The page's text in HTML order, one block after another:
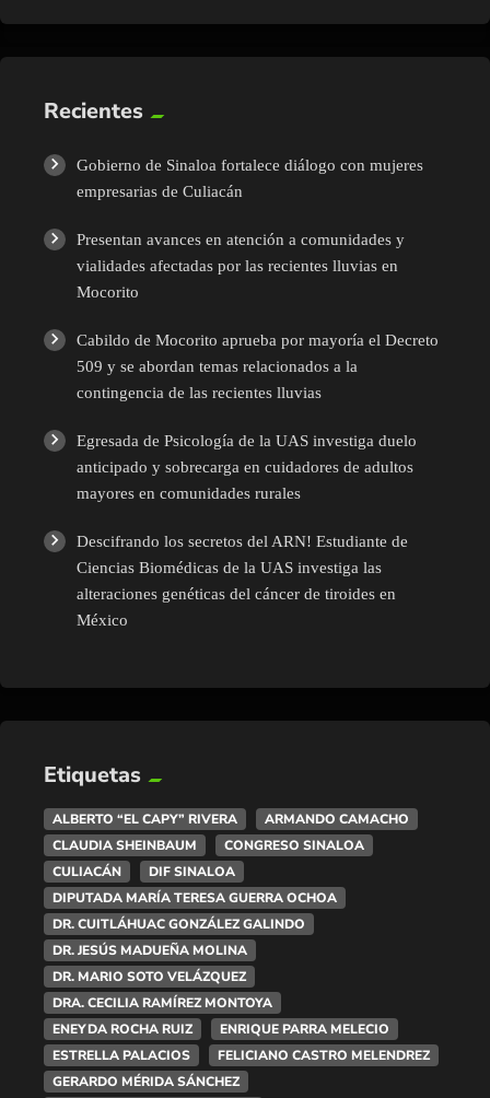
Recientes
Gobierno de Sinaloa fortalece diálogo con mujeres
empresarias de Culiacán
Presentan avances en atención a comunidades y
vialidades afectadas por las recientes lluvias en
Mocorito
Cabildo de Mocorito aprueba por mayoría el Decreto
509 y se abordan temas relacionados a la
contingencia de las recientes lluvias
Egresada de Psicología de la UAS investiga duelo
anticipado y sobrecarga en cuidadores de adultos
mayores en comunidades rurales
Descifrando los secretos del ARN! Estudiante de
Ciencias Biomédicas de la UAS investiga las
alteraciones genéticas del cáncer de tiroides en
México
Etiquetas
ALBERTO “EL CAPY” RIVERA
ARMANDO CAMACHO
CLAUDIA SHEINBAUM
CONGRESO SINALOA
CULIACÁN
DIF SINALOA
DIPUTADA MARÍA TERESA GUERRA OCHOA
DR. CUITLÁHUAC GONZÁLEZ GALINDO
DR. JESÚS MADUEÑA MOLINA
DR. MARIO SOTO VELÁZQUEZ
DRA. CECILIA RAMÍREZ MONTOYA
ENEYDA ROCHA RUIZ
ENRIQUE PARRA MELECIO
ESTRELLA PALACIOS
FELICIANO CASTRO MELENDREZ
GERARDO MÉRIDA SÁNCHEZ